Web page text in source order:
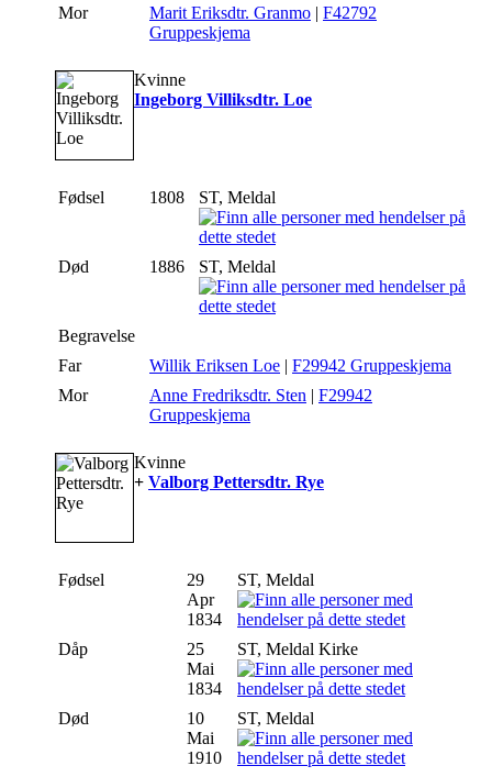
Mor
Marit Eriksdtr. Granmo | F42792
Gruppeskjema
Kvinne
Ingeborg Villiksdtr. Loe
Fødsel 1808 ST, Meldal
Død 1886 ST, Meldal
Begravelse
Far
Willik Eriksen Loe | F29942 Gruppeskjema
Mor
Anne Fredriksdtr. Sten | F29942
Gruppeskjema
Kvinne
+ Valborg Pettersdtr. Rye
Fødsel
29
Apr
1834
ST, Meldal
Dåp
25
Mai
1834
ST, Meldal Kirke
Død
10
Mai
1910
ST, Meldal